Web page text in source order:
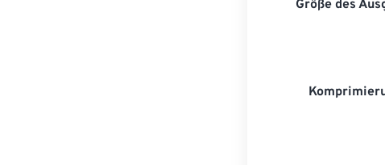
Größe des